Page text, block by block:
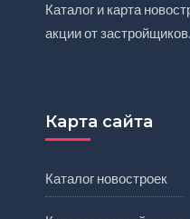
Каталог и карта
акции от застройщиков.
Карта сайта
Каталог новостроек